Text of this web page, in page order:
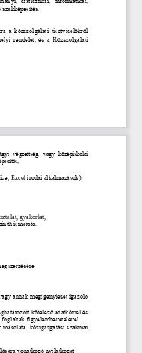
tés.
a  közszolgálati  tisztviselőkről
rendelet, és a Közszolgálati
végzettség,
vagy  középiskolai
, Excel irodai alkalmazások)
gyakorlat,
ismerete.
annak megigénylését igazoló
kötelező adatkörrel és
foglaltak figyelembevételével
közigazgatási szakmai
vonatkozó nyilatkozat